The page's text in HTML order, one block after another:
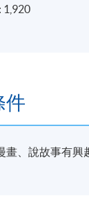
1,920
件
畫、說故事有興